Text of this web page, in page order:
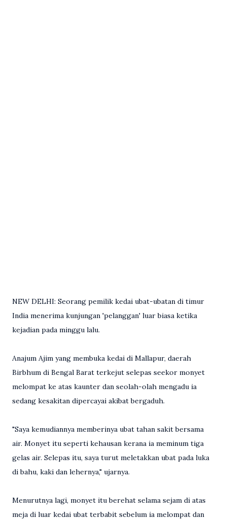
NEW DELHI: Seorang pemilik kedai ubat-ubatan di timur
India menerima kunjungan 'pelanggan' luar biasa ketika
kejadian pada minggu lalu.
Anajum Ajim yang membuka kedai di Mallapur, daerah
Birbhum di Bengal Barat terkejut selepas seekor monyet
melompat ke atas kaunter dan seolah-olah mengadu ia
sedang kesakitan dipercayai akibat bergaduh.
"Saya kemudiannya memberinya ubat tahan sakit bersama
air. Monyet itu seperti kehausan kerana ia meminum tiga
gelas air. Selepas itu, saya turut meletakkan ubat pada luka
di bahu, kaki dan lehernya," ujarnya.
Menurutnya lagi, monyet itu berehat selama sejam di atas
meja di luar kedai ubat terbabit sebelum ia melompat dan